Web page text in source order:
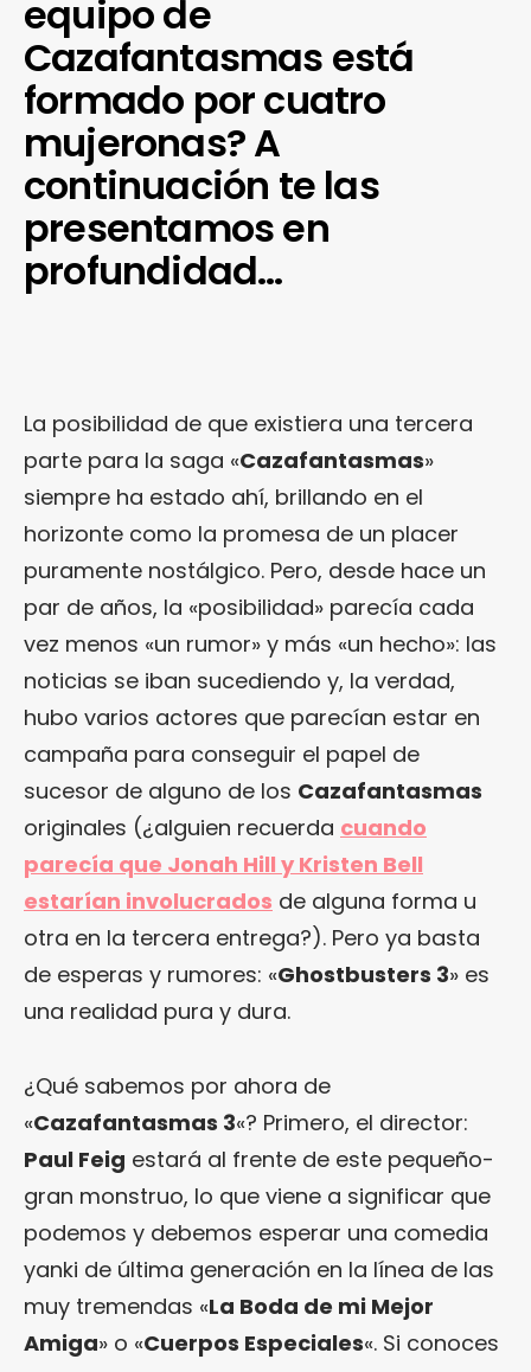
equipo de
Cazafantasmas está
formado por cuatro
mujeronas? A
continuación te las
presentamos en
profundidad…
La posibilidad de que existiera una tercera
parte para la saga «Cazafantasmas»
siempre ha estado ahí, brillando en el
horizonte como la promesa de un placer
puramente nostálgico. Pero, desde hace un
par de años, la «posibilidad» parecía cada
vez menos «un rumor» y más «un hecho»: las
noticias se iban sucediendo y, la verdad,
hubo varios actores que parecían estar en
campaña para conseguir el papel de
sucesor de alguno de los Cazafantasmas
originales (¿alguien recuerda cuando
parecía que Jonah Hill y Kristen Bell
estarían involucrados de alguna forma u
otra en la tercera entrega?). Pero ya basta
de esperas y rumores: «Ghostbusters 3» es
una realidad pura y dura.
¿Qué sabemos por ahora de
«Cazafantasmas 3«? Primero, el director:
Paul Feig estará al frente de este pequeño-
gran monstruo, lo que viene a significar que
podemos y debemos esperar una comedia
yanki de última generación en la línea de las
muy tremendas «La Boda de mi Mejor
Amiga» o «Cuerpos Especiales«. Si conoces